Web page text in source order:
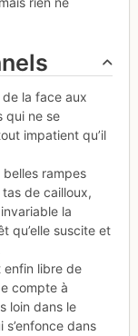
de la face aux
qui ne se
impatient qu’il
belles rampes
de cailloux,
la
qu’elle suscite et
enfin libre de
compte à
loin dans le
dans